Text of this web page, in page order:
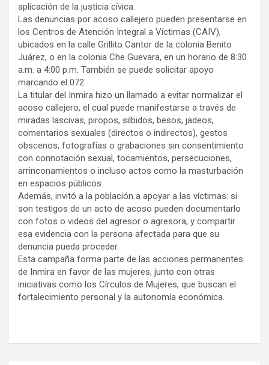
aplicación de la justicia cívica.
Las denuncias por acoso callejero pueden presentarse en
los Centros de Atención Integral a Víctimas (CAIV),
ubicados en la calle Grillito Cantor de la colonia Benito
Juárez, o en la colonia Che Guevara, en un horario de 8:30
a.m. a 4:00 p.m. También se puede solicitar apoyo
marcando el 072.
La titular del Inmira hizo un llamado a evitar normalizar el
acoso callejero, el cual puede manifestarse a través de
miradas lascivas, piropos, silbidos, besos, jadeos,
comentarios sexuales (directos o indirectos), gestos
obscenos, fotografías o grabaciones sin consentimiento
con connotación sexual, tocamientos, persecuciones,
arrinconamientos o incluso actos como la masturbación
en espacios públicos.
Además, invitó a la población a apoyar a las víctimas: si
son testigos de un acto de acoso pueden documentarlo
con fotos o videos del agresor o agresora, y compartir
esa evidencia con la persona afectada para que su
denuncia pueda proceder.
Esta campaña forma parte de las acciones permanentes
de Inmira en favor de las mujeres, junto con otras
iniciativas como los Círculos de Mujeres, que buscan el
fortalecimiento personal y la autonomía económica.